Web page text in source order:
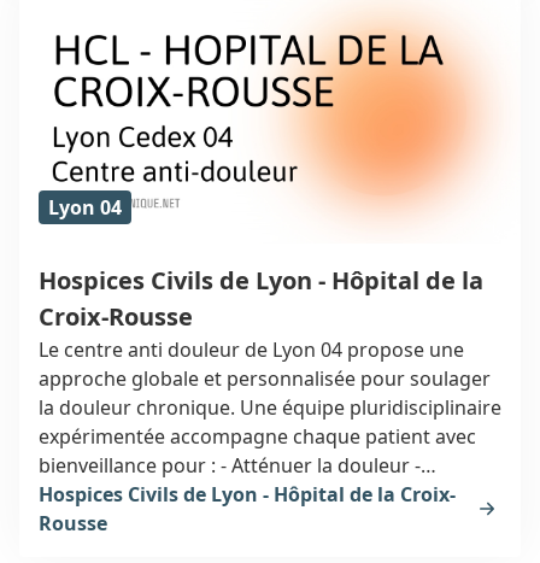
Lyon 04
Hospices Civils de Lyon - Hôpital de la
Croix-Rousse
Le centre anti douleur de Lyon 04 propose une
approche globale et personnalisée pour soulager
la douleur chronique. Une équipe pluridisciplinaire
expérimentée accompagne chaque patient avec
bienveillance pour : - Atténuer la douleur -
Améliorer la qualité de vie - Élaborer des
traitements sur-mesure - Utiliser des techniques
Hospices Civils de Lyon - Hôpital de la Croix-
Rousse